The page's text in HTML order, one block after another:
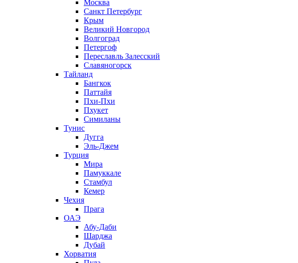
Москва
Санкт Петербург
Крым
Великий Новгород
Волгоград
Петергоф
Переславль Залесский
Славяногорск
Тайланд
Бангкок
Паттайя
Пхи-Пхи
Пхукет
Симиланы
Тунис
Дугга
Эль-Джем
Турция
Мира
Памуккале
Стамбул
Кемер
Чехия
Прага
ОАЭ
Абу-Даби
Шарджа
Дубай
Хорватия